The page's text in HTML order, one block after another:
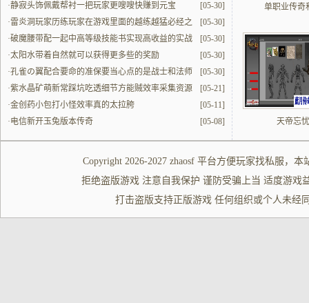
[05-30]
·静寂头饰佩戴帮衬一把玩家更嗖嗖快赚到元宝
[05-30]
·雷炎洞玩家历练玩家在游戏里面的越练越猛必经之
地
[05-30]
·破魔腰带配一起中高等级技能书实现高收益的实战
解读
[05-30]
·太阳水带着自然就可以获得更多些的奖励
[05-30]
·孔雀の翼配合要命的准保要当心点的是战士和法师
的配合
[05-21]
·紫水晶矿萌新常踩坑吃透细节方能贼效率采集资源
[05-11]
·金创药小包打小怪效率真的太拉胯
[05-08]
·电信新开玉兔版本传奇
单职业传奇
天帝忘忧
Copyright 2026-2027 zhaosf平台方便玩家找私服 ，本
拒绝盗版游戏 注意自我保护 谨防受骗上当 适度游戏
打击盗版支持正版游戏 任何组织或个人未经